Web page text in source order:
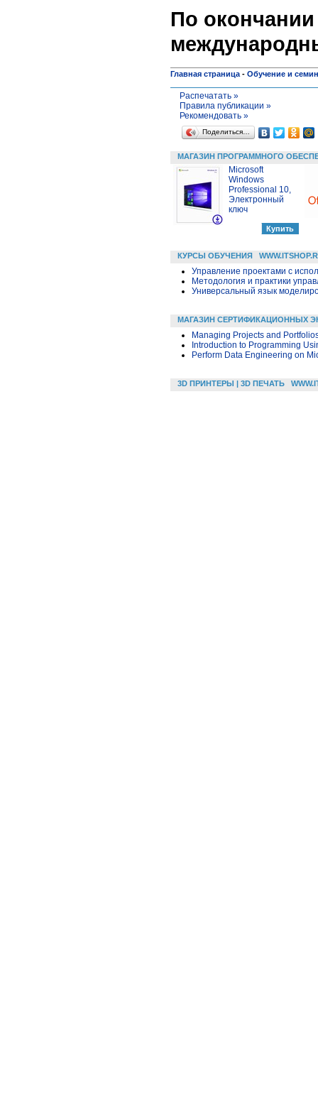
По
Главная страница - Обучение и
Распечатать »
Правила публикации »
Рекомендовать »
Поделиться…
МАГАЗИН ПРОГРАММНОГО
Microsoft
Windows
Professional 10,
Электронный
ключ
КУРСЫ ОБУЧЕНИЯ
Управление проектами с
Методология и практики
Универсальный язык
МАГАЗИН СЕРТИФИКАЦИОННЫХ
Managing Projects and
Introduction to Programming
Perform Data Engineering on
3D ПРИНТЕРЫ | 3D ПЕЧАТЬ